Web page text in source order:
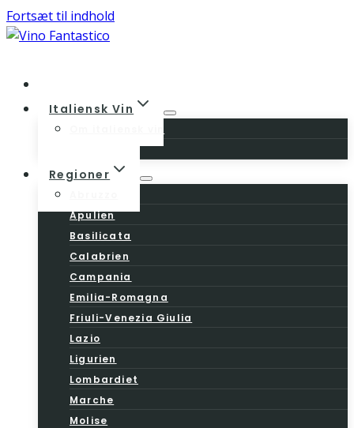
Fortsæt til indhold
Italiensk Vin
Regioner
Apulien
Basilicata
Calabrien
Campania
Emilia-Romagna
Friuli-Venezia Giulia
Lazio
Ligurien
Lombardiet
Marche
Molise